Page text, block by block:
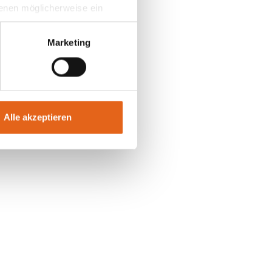
möglicherweise ein
Daten in
getroffen werden.
Marketing
Alle akzeptieren